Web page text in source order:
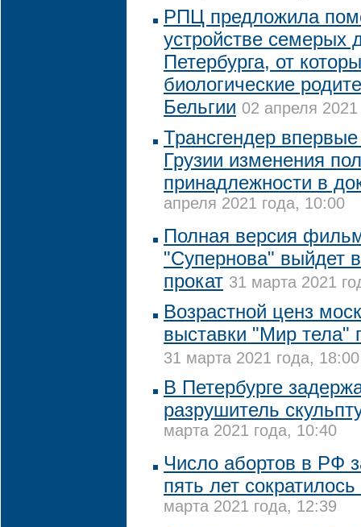
РПЦ предложила
устройстве семерых
Петербурга, от
биологические
Бельгии 02 апреля
Трансгендер
Грузии изменения
принадлежности в
апреля 2021 года, 10:00
Полная версия
"Супернова" выйдет
прокат 31 марта 2021
Возрастной ценз
выставки "Мир тела"
31 марта 2021 года, 18:00
В Петербурге
разрушитель
марта 2021 года, 10:40
Число абортов в РФ
пять лет
марта 2021 года, 12:39